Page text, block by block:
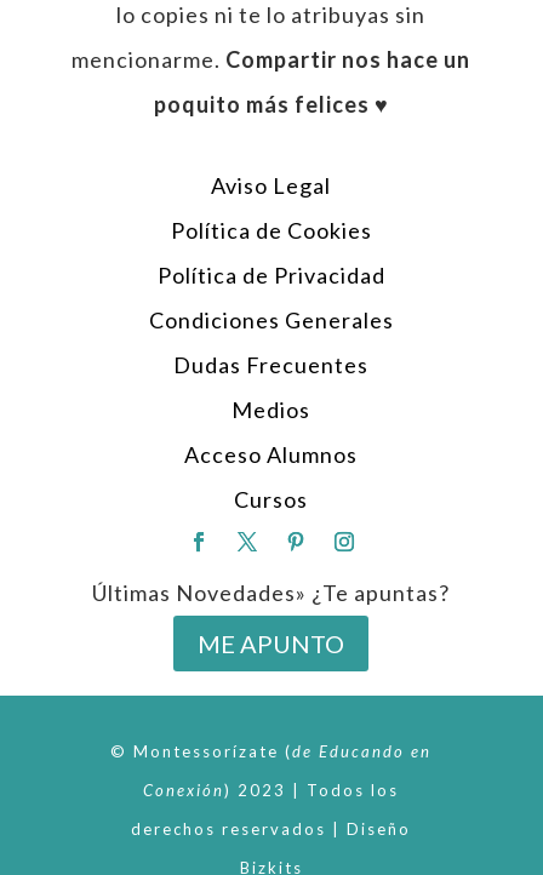
lo copies ni te lo atribuyas sin
mencionarme. Compartir nos hace un
poquito más felices ♥︎
Aviso Legal
Política de Cookies
Política de Privacidad
Condiciones Generales
Dudas Frecuentes
Medios
Acceso Alumnos
Cursos
Últimas Novedades» ¿Te apuntas?
ME APUNTO
© Montessorízate(de Educando en
Conexión) 2023 | Todos los
derechos reservados | Diseño
Bizkits